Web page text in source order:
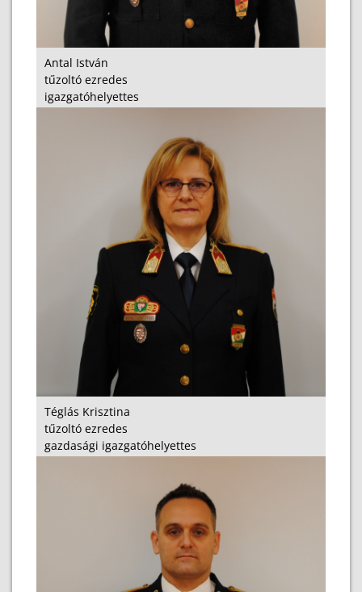
Antal István
tűzoltó ezredes
igazgatóhelyettes
Téglás Krisztina
tűzoltó ezredes
gazdasági igazgatóhelyettes